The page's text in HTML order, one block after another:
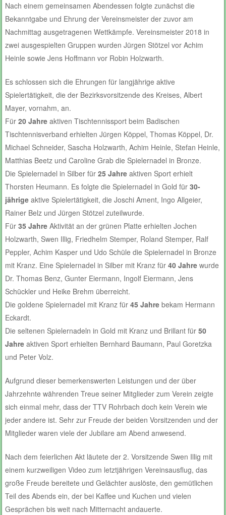
Nach einem gemeinsamen Abendessen folgte zunächst die
Bekanntgabe und Ehrung der Vereinsmeister der zuvor am
Nachmittag ausgetragenen Wettkämpfe. Vereinsmeister 2018 in
zwei ausgespielten Gruppen wurden Jürgen Stötzel vor Achim
Heinle sowie Jens Hoffmann vor Robin Holzwarth.
Es schlossen sich die Ehrungen für langjährige aktive
Spielertätigkeit, die der Bezirksvorsitzende des Kreises, Albert
Mayer, vornahm, an.
Für20 Jahre aktiven Tischtennissport beim Badischen
Tischtennisverband erhielten Jürgen Köppel, Thomas Köppel, Dr.
Michael Schneider, Sascha Holzwarth, Achim Heinle, Stefan Heinle,
Matthias Beetz und Caroline Grab die Spielernadel in Bronze.
Die Spielernadel in Silber für25 Jahre aktiven Sport erhielt
Thorsten Heumann. Es folgte die Spielernadel in Gold für30-
jährige aktive Spielertätigkeit, die Joschi Ament, Ingo Allgeier,
Rainer Belz und Jürgen Stötzel zuteilwurde.
Für35 Jahre Aktivität an der grünen Platte erhielten Jochen
Holzwarth, Swen Illig, Friedhelm Stemper, Roland Stemper, Ralf
Peppler, Achim Kasper und Udo Schüle die Spielernadel in Bronze
mit Kranz. Eine Spielernadel in Silber mit Kranz für40 Jahre wurde
Dr. Thomas Benz, Gunter Eiermann, Ingolf Eiermann, Jens
Schückler und Heike Brehm überreicht.
Die goldene Spielernadel mit Kranz für45 Jahre bekam Hermann
Eckardt.
Die seltenen Spielernadeln in Gold mit Kranz und Brillant für50
Jahre aktiven Sport erhielten Bernhard Baumann, Paul Goretzka
und Peter Volz.
Aufgrund dieser bemerkenswerten Leistungen und der über
Jahrzehnte währenden Treue seiner Mitglieder zum Verein zeigte
sich einmal mehr, dass der TTV Rohrbach doch kein Verein wie
jeder andere ist. Sehr zur Freude der beiden Vorsitzenden und der
Mitglieder waren viele der Jubilare am Abend anwesend.
Nach dem feierlichen Akt läutete der 2. Vorsitzende Swen Illig mit
einem kurzweiligen Video zum letztjährigen Vereinsausflug, das
große Freude bereitete und Gelächter auslöste, den gemütlichen
Teil des Abends ein, der bei Kaffee und Kuchen und vielen
Gesprächen bis weit nach Mitternacht andauerte.